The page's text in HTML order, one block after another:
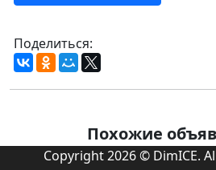
Поделиться:
Похожие
Copyright 2026 © DimICE.